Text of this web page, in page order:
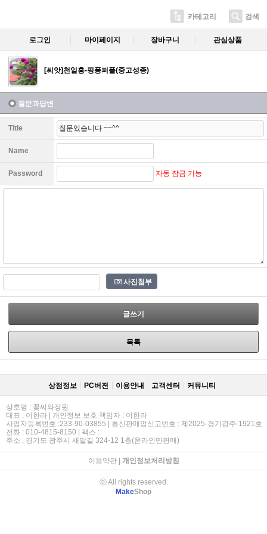
카테고리 검색
로그인 마이페이지 장바구니 관심상품
[씨앗]천일홍-핑퐁퍼플(중고성종)
질문과답변
Title
Name
Password 자동 잠금 기능
사진첨부
글쓰기
목록
상점정보 PC버젼 이용안내 고객센터 커뮤니티
상호명 : 꽃씨와정원
대표 : 이한라 | 개인정보 보호 책임자 : 이한라
사업자등록번호 :233-90-03855 | 통신판매업신고번호 : 제2025-경기광주-1921호
전화 : 010-4815-8150 | 팩스 :
주소 : 경기도 광주시 새말길 324-12 1층(온라인만판매)
이용약관| 개인정보처리방침
ⓒ All rights reserved.
MakeShop